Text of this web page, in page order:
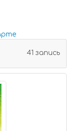
41 запись